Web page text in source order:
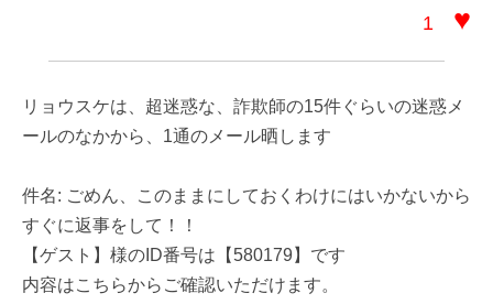
1 ♥
リョウスケは、超迷惑な、詐欺師の15件ぐらいの迷惑メ
ールのなかから、1通のメール晒します
件名: ごめん、このままにしておくわけにはいかないから
すぐに返事をして！！
【ゲスト】様のID番号は【580179】です
内容はこちらからご確認いただけます。